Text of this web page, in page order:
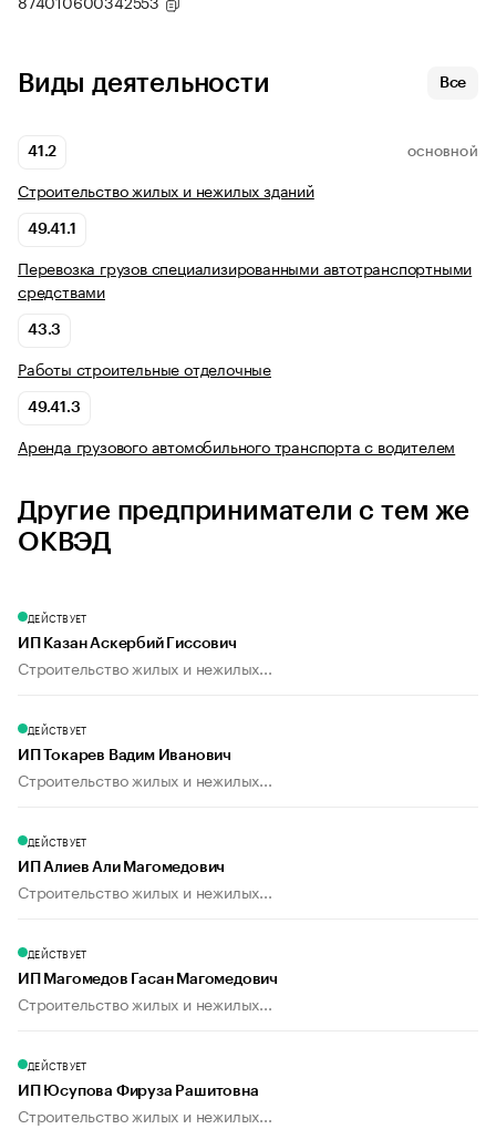
Виды деятельности Все
41.2 ОСНОВНОЙ
Строительство жилых и нежилых зданий
49.41.1
Перевозка грузов специализированными автотранспортными
средствами
43.3
Работы строительные отделочные
49.41.3
Аренда грузового автомобильного транспорта с водителем
Другие предприниматели с тем же
ОКВЭД
ДЕЙСТВУЕТ
ИП Казан Аскербий Гиссович
Строительство жилых и нежилых...
ДЕЙСТВУЕТ
ИП Токарев Вадим Иванович
Строительство жилых и нежилых...
ДЕЙСТВУЕТ
ИП Алиев Али Магомедович
Строительство жилых и нежилых...
ДЕЙСТВУЕТ
ИП Магомедов Гасан Магомедович
Строительство жилых и нежилых...
ДЕЙСТВУЕТ
ИП Юсупова Фируза Рашитовна
Строительство жилых и нежилых...